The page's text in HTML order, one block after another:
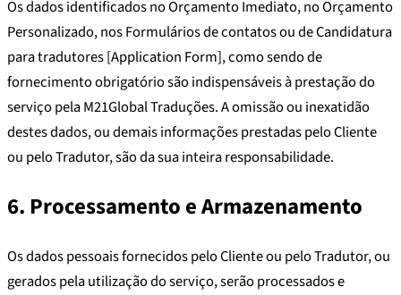
Os dados identificados no Orçamento Imediato, no Orçamento
Personalizado, nos Formulários de contatos ou de Candidatura
para tradutores [Application Form], como sendo de
fornecimento obrigatório são indispensáveis à prestação do
serviço pela M21Global Traduções. A omissão ou inexatidão
destes dados, ou demais informações prestadas pelo Cliente
ou pelo Tradutor, são da sua inteira responsabilidade.
6. Processamento e Armazenamento
Os dados pessoais fornecidos pelo Cliente ou pelo Tradutor, ou
gerados pela utilização do serviço, serão processados e